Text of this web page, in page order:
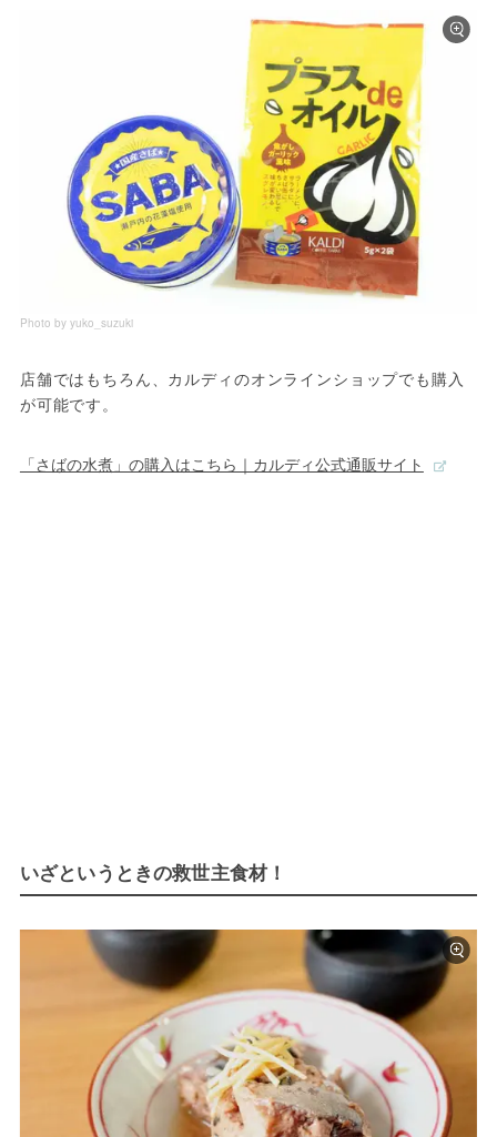
Photo by yuko_suzuki
店舗ではもちろん、カルディのオンラインショップでも購入
が可能です。
「さばの水煮」の購入はこちら｜カルディ公式通販サイト
いざというときの救世主食材！